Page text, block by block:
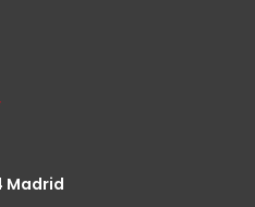
Madrid